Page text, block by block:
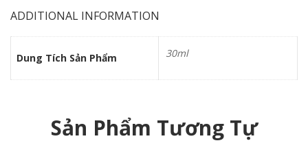
ADDITIONAL INFORMATION
Dung Tích Sản Phẩm 30ml
Sản Phẩm Tương Tự